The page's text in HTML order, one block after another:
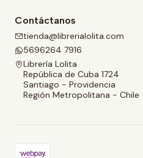
Contáctanos
tienda@librerialolita.com
5696264 7916
Librería Lolita
República de Cuba 1724
Santiago - Providencia
Región Metropolitana - Chile